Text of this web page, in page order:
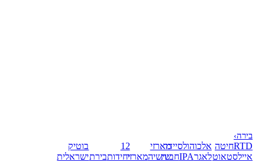
בירה›
RTDחיטה
איילסטאוט
אלכוהולסיידר
לאגרIPAחבית
מארזי
שישיהמארזי
12
יחידותבירת
בוטיק
ישראלית